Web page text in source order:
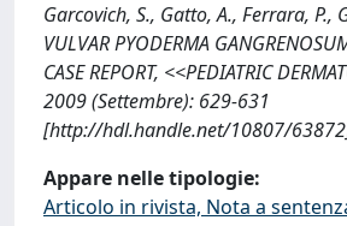
Garcovich, S., Gatto, A., Ferrara, P.,
VULVAR PYODERMA
CASE REPORT, <<PEDIATRIC
2009 (Settembre): 629-631
[http://hdl.handle.net/10807/
Appare nelle tipologie:
Articolo in rivista, Nota a